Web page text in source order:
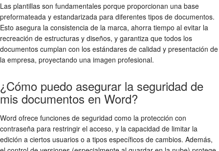
Las plantillas son fundamentales porque proporcionan una base
preformateada y estandarizada para diferentes tipos de documentos.
Esto asegura la consistencia de la marca, ahorra tiempo al evitar la
recreación de estructuras y diseños, y garantiza que todos los
documentos cumplan con los estándares de calidad y presentación de
la empresa, proyectando una imagen profesional.
¿Cómo puedo asegurar la seguridad de
mis documentos en Word?
Word ofrece funciones de seguridad como la protección con
contraseña para restringir el acceso, y la capacidad de limitar la
edición a ciertos usuarios o a tipos específicos de cambios. Además,